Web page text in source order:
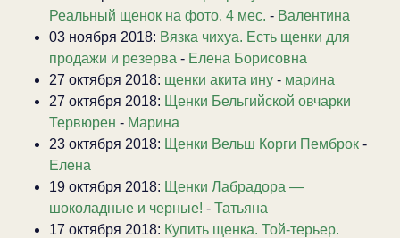
Реальный щенок на фото. 4 мес. - Валентина
03 ноября 2018: Вязка чихуа. Есть щенки для
продажи и резерва - Елена Борисовна
27 октября 2018: щенки акита ину - марина
27 октября 2018: Щенки Бельгийской овчарки
Тервюрен - Марина
23 октября 2018: Щенки Вельш Корги Пемброк -
Елена
19 октября 2018: Щенки Лабрадора —
шоколадные и черные! - Татьяна
17 октября 2018: Купить щенка. Той-терьер.